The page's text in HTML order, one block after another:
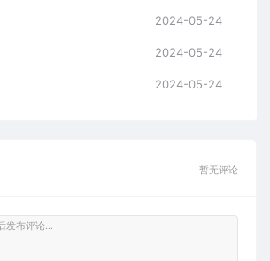
2024-05-24
2024-05-24
2024-05-24
暂无评论